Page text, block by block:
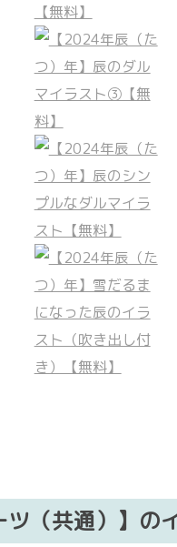
ツ（共通）】の